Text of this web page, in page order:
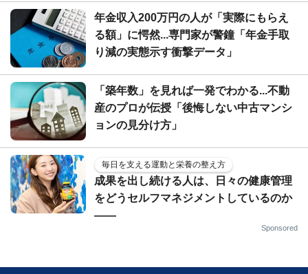
年金収入200万円の人が「実際にもらえ
る額」に愕然...専門家が警鐘「年金手取
り減の実態示す衝撃データ」
「築年数」を見れば一発でわかる...不動
産のプロが伝授「後悔しない中古マンシ
ョンの見分け方」
毎日を支える運動と栄養の整え方
成果を出し続ける人は、日々の健康管理
をどうセルフマネジメントしているのか
——
Sponsored